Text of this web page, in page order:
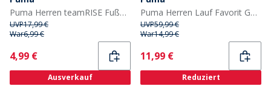
Puma Herren teamRISE Fußball Trikots Gelb
UVP17,99 €
War6,99 €
Current
4,99 €
Ausverkauf
Puma Herren Lauf Favorit Gewebte Laufjacke Ocean Tropic
UVP59,99 €
War14,99 €
Current
11,99 €
Reduziert